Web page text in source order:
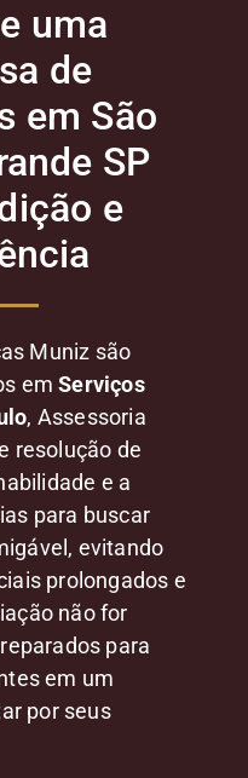
uma
de
em São
SP
e
Muniz são
emServiços
, Assessoria
resolução de
e a
para buscar
evitando
prolongados e
não for
para
em um
por seus